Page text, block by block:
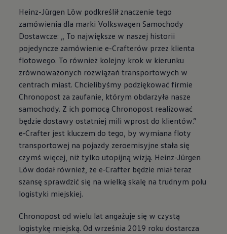
Heinz-Jürgen Löw podkreślił znaczenie tego
zamówienia dla marki Volkswagen Samochody
Dostawcze: „ To największe w naszej historii
pojedyncze zamówienie e-Crafterów przez klienta
flotowego. To również kolejny krok w kierunku
zrównoważonych rozwiązań transportowych w
centrach miast. Chcielibyśmy podziękować firmie
Chronopost za zaufanie, którym obdarzyła nasze
samochody. Z ich pomocą Chronopost realizować
będzie dostawy ostatniej mili wprost do klientów.”
e‑Crafter jest kluczem do tego, by wymiana floty
transportowej na pojazdy zeroemisyjne stała się
czymś więcej, niż tylko utopijną wizją. Heinz-Jürgen
Löw dodał również, że e‑Crafter będzie miał teraz
szansę sprawdzić się na wielką skalę na trudnym polu
logistyki miejskiej.
Chronopost od wielu lat angażuje się w czystą
logistykę miejską. Od września 2019 roku dostarcza